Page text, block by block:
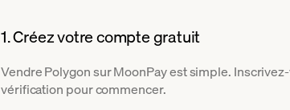
1. Créez votre compte gratuit
Vendre Polygon sur MoonPay est simple.
vérification pour commencer.